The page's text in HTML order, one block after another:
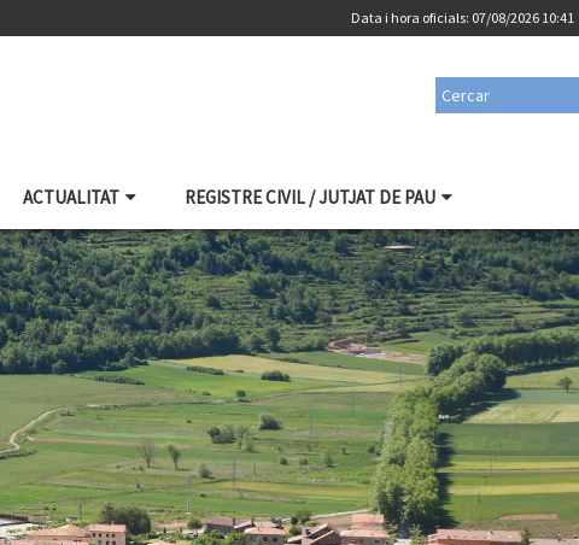
Data i hora oficials: 07/08/2026 10:41
ACTUALITAT REGISTRE CIVIL / JUTJAT DE PAU